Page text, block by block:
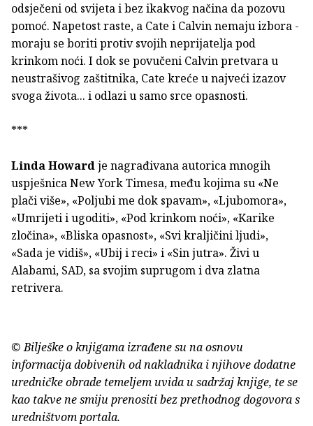
odsječeni od svijeta i bez ikakvog načina da pozovu
pomoć. Napetost raste, a Cate i Calvin nemaju izbora -
moraju se boriti protiv svojih neprijatelja pod
krinkom noći. I dok se povučeni Calvin pretvara u
neustrašivog zaštitnika, Cate kreće u najveći izazov
svoga života... i odlazi u samo srce opasnosti.
***
Linda Howardje nagrađivana autorica mnogih
uspješnica New York Timesa, među kojima su «Ne
plači više», «Poljubi me dok spavam», «Ljubomora»,
«Umrijeti i ugoditi», «Pod krinkom noći», «Karike
zločina», «Bliska opasnost», «Svi kraljičini ljudi»,
«Sada je vidiš», «Ubij i reci» i «Sin jutra». Živi u
Alabami, SAD, sa svojim suprugom i dva zlatna
retrivera.
© Bilješke o knjigama izrađene su na osnovu
informacija dobivenih od nakladnika i njihove dodatne
uredničke obrade temeljem uvida u sadržaj knjige, te se
kao takve ne smiju prenositi bez prethodnog dogovora s
uredništvom portala.